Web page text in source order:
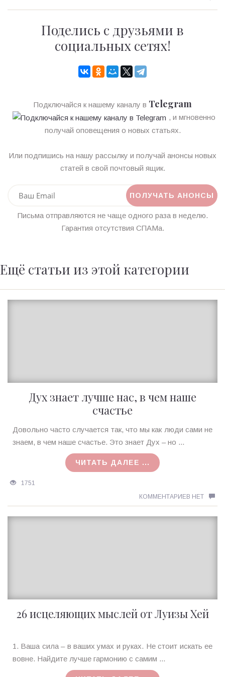
Поделись с друзьями в
социальных сетях!
Подключайся к нашему каналу в Telegram
, и мгновенно
получай оповещения о новых статьях.
Или подпишись на нашу рассылку и получай анонсы новых
статей в свой почтовый ящик.
Письма отправляются не чаще одного раза в неделю.
Гарантия отсутствия СПАМа.
Ещё статьи из этой категории
Дух знает лучше нас, в чем наше
счастье
Ирина
MagicTantra
Довольно часто случается так, что мы как люди сами не
знаем, в чем наше счастье. Это знает Дух – но ...
ЧИТАТЬ ДАЛЕЕ ...
1751
КОММЕНТАРИЕВ НЕТ
26 исцеляющих мыслей от Луизы Хей
Ирина
MagicTantra
1. Ваша сила – в ваших умах и руках. Не стоит искать ее
вовне. Найдите лучше гармонию с самим ...